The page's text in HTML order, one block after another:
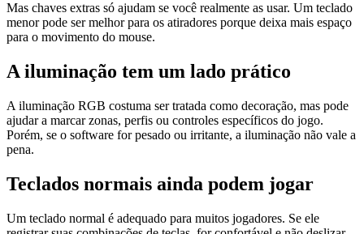
Mas chaves extras só ajudam se você realmente as usar. Um teclado
menor pode ser melhor para os atiradores porque deixa mais espaço
para o movimento do mouse.
A iluminação tem um lado prático
A iluminação RGB costuma ser tratada como decoração, mas pode
ajudar a marcar zonas, perfis ou controles específicos do jogo.
Porém, se o software for pesado ou irritante, a iluminação não vale a
pena.
Teclados normais ainda podem jogar
Um teclado normal é adequado para muitos jogadores. Se ele